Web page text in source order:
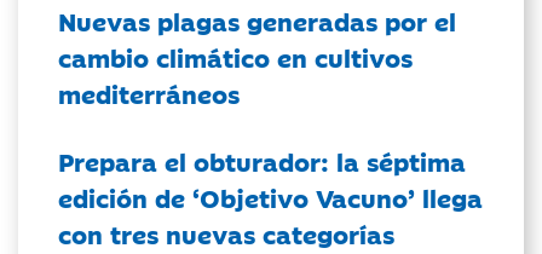
Nuevas plagas generadas por el
cambio climático en cultivos
mediterráneos
Prepara el obturador: la séptima
edición de ‘Objetivo Vacuno’ llega
con tres nuevas categorías